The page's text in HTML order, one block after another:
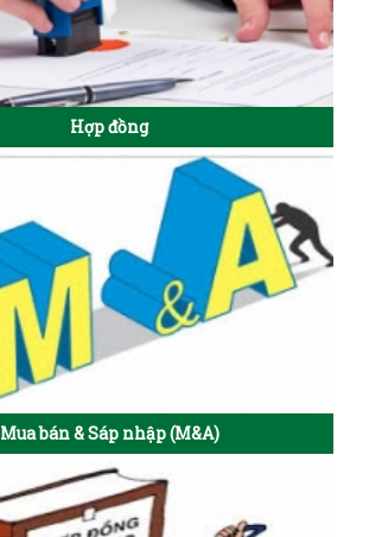
Hợp đồng
Mua bán & Sáp nhập (M&A)